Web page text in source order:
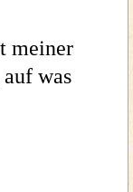
meiner
was